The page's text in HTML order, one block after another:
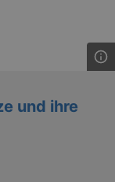
und ihre